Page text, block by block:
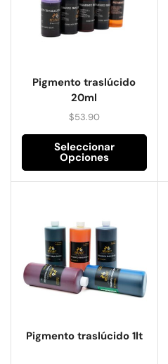
Pigmento traslúcido
20ml
$53.90
Seleccionar
Opciones
Pigmento traslúcido 1lt